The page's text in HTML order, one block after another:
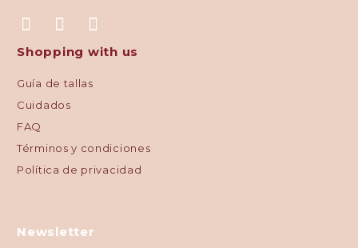
Shopping with us
Guía de tallas
Cuidados
FAQ
Términos y condiciones
Política de privacidad
Newsletter